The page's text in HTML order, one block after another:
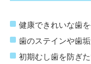
健康できれいな歯
歯のステインや歯
初期むし歯を防ぎ